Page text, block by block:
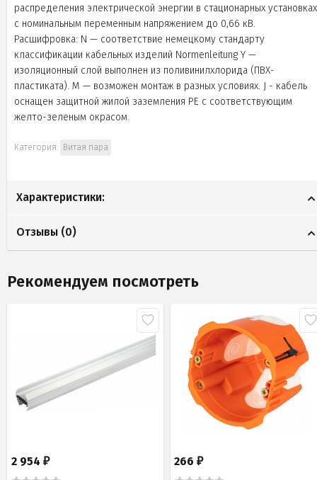
распределения электрической энергии в стационарных установках
с номинальным переменным напряжением до 0,66 кВ.
Расшифровка: N — соответствие немецкому стандарту
классификации кабельных изделий Normenleitung Y —
изоляционный слой выполнен из поливинилхлорида (ПВХ-
пластиката). M — возможен монтаж в разных условиях. J - кабель
оснащен защитной жилой заземления PE с соответствующим
желто-зеленым окрасом.
Категория: Витая пара
Характеристики:
Отзывы (0)
Рекомендуем посмотреть
2 954 ₽ 266₽